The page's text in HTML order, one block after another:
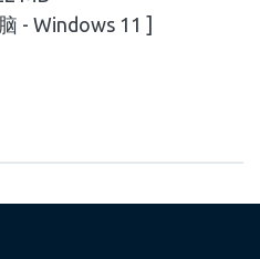
- Windows 11 ]